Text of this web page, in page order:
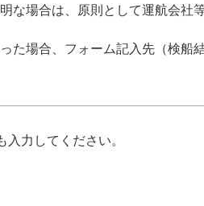
な場合は、原則として運航会社
た場合、フォーム記入先（検船
力してください。